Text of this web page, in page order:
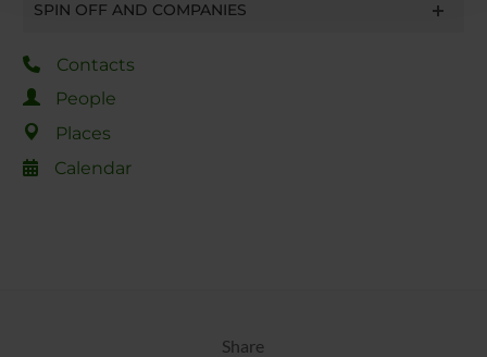
raccolto dal tuo utilizzo dei loro servizi.
SPIN OFF AND COMPANIES
Contacts
People
Places
Calendar
Share